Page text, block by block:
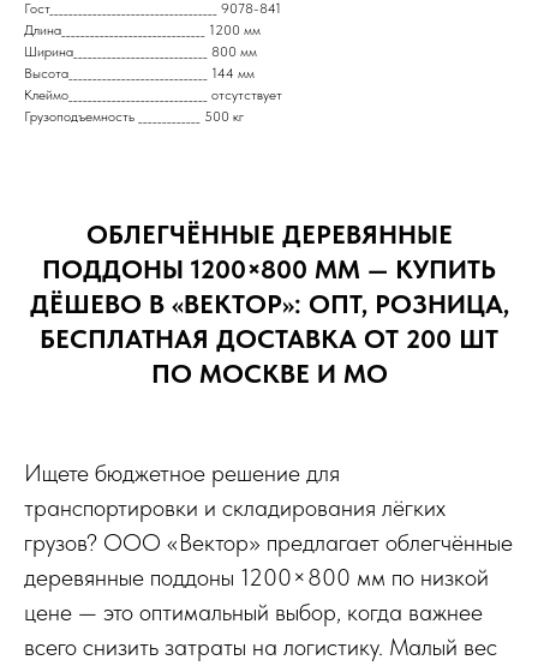
Гост___________________________________ 9078-841
Длина______________________________ 1200 мм
Ширина____________________________ 800 мм
Высота_____________________________ 144 мм
Клеймо_____________________________ отсутствует
Грузоподъемность _____________ 500 кг
ОБЛЕГЧЁННЫЕ ДЕРЕВЯННЫЕ
ПОДДОНЫ 1200×800 ММ — КУПИТЬ
ДЁШЕВО В «ВЕКТОР»: ОПТ, РОЗНИЦА,
БЕСПЛАТНАЯ ДОСТАВКА ОТ 200 ШТ
ПО МОСКВЕ И МО
Ищете бюджетное решение для
транспортировки и складирования лёгких
грузов? ООО «Вектор» предлагает облегчённые
деревянные поддоны 1200×800 мм по низкой
цене — это оптимальный выбор, когда важнее
всего снизить затраты на логистику. Малый вес